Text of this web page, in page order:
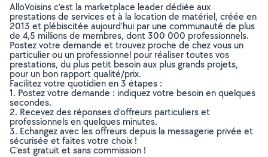
AlloVoisins c’est la marketplace leader dédiée aux
prestations de services et à la location de matériel, créée en
2013 et plébiscitée aujourd’hui par une communauté de plus
de 4,5 millions de membres, dont 300 000 professionnels.
Postez votre demande et trouvez proche de chez vous un
particulier ou un professionnel pour réaliser toutes vos
prestations, du plus petit besoin aux plus grands projets,
pour un bon rapport qualité/prix.
Facilitez votre quotidien en 3 étapes :
1. Postez votre demande : indiquez votre besoin en quelques
secondes.
2. Recevez des réponses d’offreurs particuliers et
professionnels en quelques minutes.
3. Echangez avec les offreurs depuis la messagerie privée et
sécurisée et faites votre choix !
C’est gratuit et sans commission !